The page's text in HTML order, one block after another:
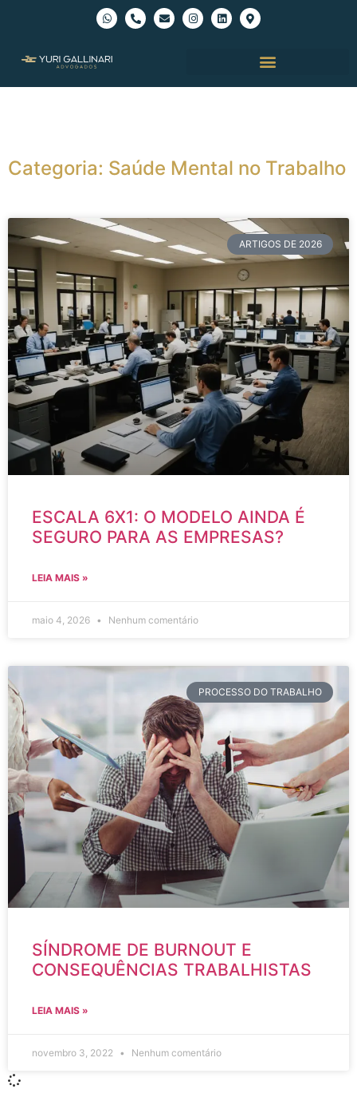
Categoria: Saúde Mental no Trabalho
ARTIGOS DE 2026
ESCALA 6X1: O MODELO AINDA É
SEGURO PARA AS EMPRESAS?
LEIA MAIS »
maio 4, 2026 Nenhum comentário
PROCESSO DO TRABALHO
SÍNDROME DE BURNOUT E
CONSEQUÊNCIAS TRABALHISTAS
LEIA MAIS »
novembro 3, 2022 Nenhum comentário